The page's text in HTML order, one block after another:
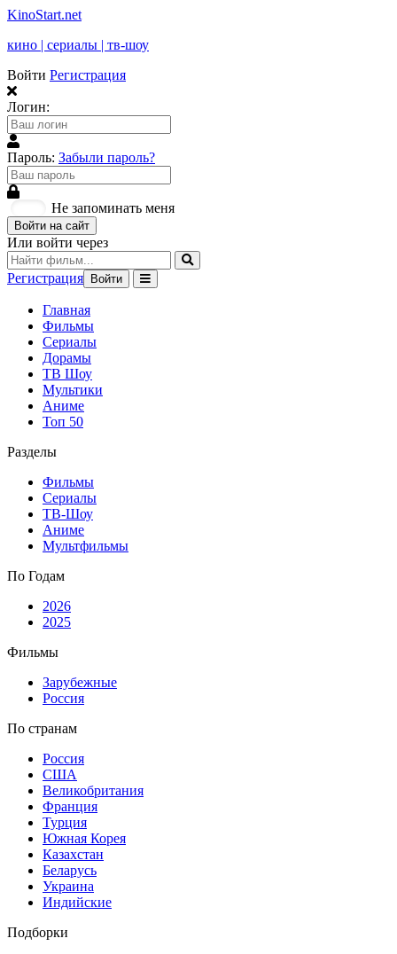
KinoStart.net
кино | сериалы | тв-шоу
Войти Регистрация
Логин:
Пароль: Забыли пароль?
Не запоминать меня
Войти на сайт
Или войти через
Регистрация Войти
Главная
Фильмы
Сериалы
Дорамы
ТВ Шоу
Мультики
Аниме
Топ 50
Разделы
Фильмы
Сериалы
ТВ-Шоу
Аниме
Мультфильмы
По Годам
2026
2025
Фильмы
Зарубежные
Россия
По странам
Россия
США
Великобритания
Франция
Турция
Южная Корея
Казахстан
Беларусь
Украина
Индийские
Подборки